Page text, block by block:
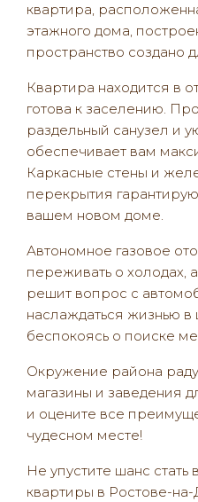
квартира,
этажного дома,
пространство создано
Квартира находится в
готова к заселению.
раздельный санузел и
обеспечивает вам
Каркасные стены и
перекрытия
вашем новом доме.
Автономное газовое
переживать о холодах,
решит вопрос с
наслаждаться жизнью в
беспокоясь о поиске
Окружение района
магазины и заведения
и оцените все
чудесном месте!
Не упустите шанс стать
квартиры в Ростове-